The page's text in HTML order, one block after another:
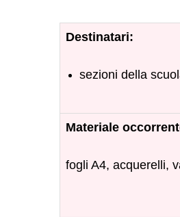
Destinatari:
sezioni della
Materiale
fogli A4, acquerelli,